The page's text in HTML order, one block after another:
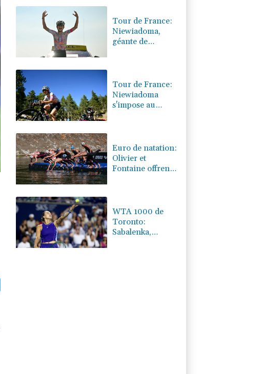
Tour de France:
Niewiadoma,
géante de
Tour de France:
Niewiadoma
s'impose au
jaune
Euro de natation:
Olivier et
Fontaine offrent
WTA 1000 de
Toronto:
Sabalenka,